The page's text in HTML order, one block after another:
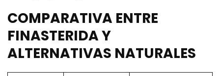
COMPARATIVA ENTRE
FINASTERIDA Y
ALTERNATIVAS NATURALES